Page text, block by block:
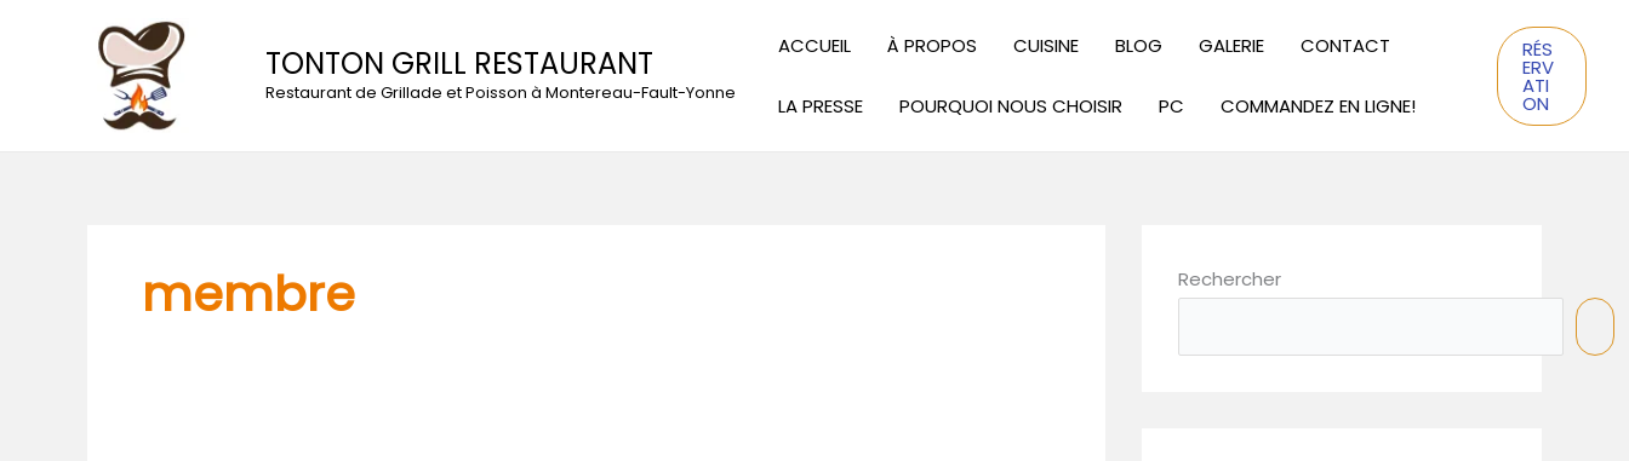
TONTON GRILL RESTAURANT
Restaurant de Grillade et Poisson à Montereau-Fault-Yonne
ACCUEIL À PROPOS CUISINE BLOG GALERIE CONTACT
LA PRESSE POURQUOI NOUS CHOISIR PC COMMANDEZ EN LIGNE!
RÉS
ERV
ATI
ON
membre Rechercher